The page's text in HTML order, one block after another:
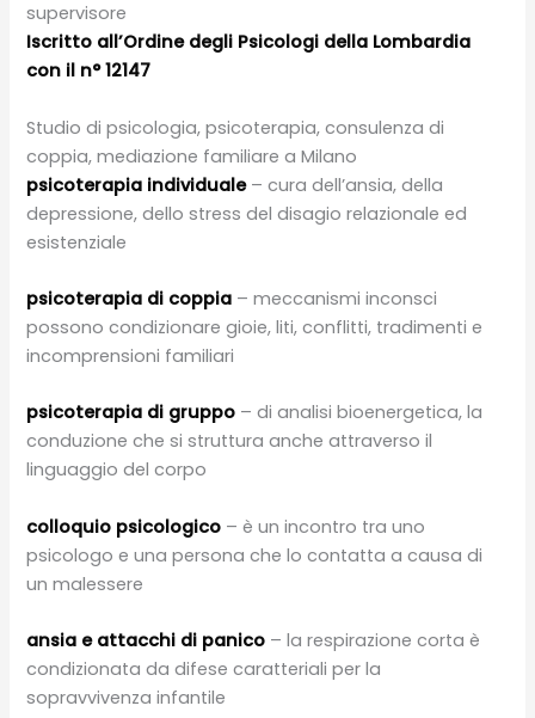
supervisore
Iscritto all’Ordine degli Psicologi della Lombardia
con il n° 12147
Studio di psicologia, psicoterapia, consulenza di
coppia, mediazione familiare a Milano
psicoterapia individuale– cura dell’ansia, della
depressione, dello stress del disagio relazionale ed
esistenziale
psicoterapia di coppia – meccanismi inconsci
possono condizionare gioie, liti, conflitti, tradimenti e
incomprensioni familiari
psicoterapia di gruppo – di analisi bioenergetica, la
conduzione che si struttura anche attraverso il
linguaggio del corpo
colloquio psicologico – è un incontro tra uno
psicologo e una persona che lo contatta a causa di
un malessere
ansia e attacchi di panico – la respirazione corta è
condizionata da difese caratteriali per la
sopravvivenza infantile